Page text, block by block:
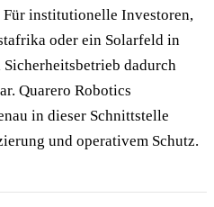
institutionelle Investoren,
oder ein Solarfeld in
dadurch
Quarero Robotics
in dieser Schnittstelle
und operativem Schutz.